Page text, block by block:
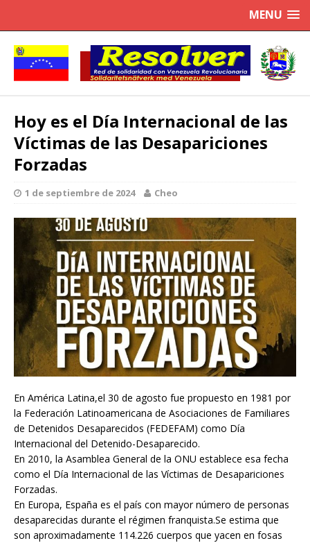
MENU
Hoy es el Día Internacional de las
Víctimas de las Desapariciones
Forzadas
1 de septiembre de 2024 Cheo
En América Latina,el 30 de agosto fue propuesto en 1981 por
la Federación Latinoamericana de Asociaciones de Familiares
de Detenidos Desaparecidos (FEDEFAM) como Día
Internacional del Detenido-Desaparecido.
En 2010, la Asamblea General de la ONU establece esa fecha
como el Día Internacional de las Víctimas de Desapariciones
Forzadas.
En Europa, España es el país con mayor número de personas
desaparecidas durante el régimen franquista.Se estima que
son aproximadamente 114.226 cuerpos que yacen en fosas